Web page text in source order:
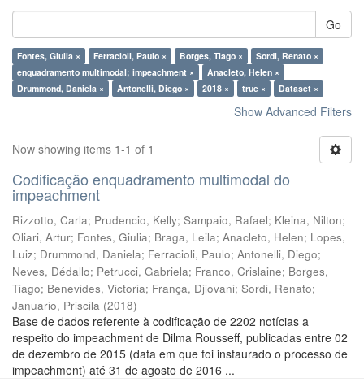
Go
Fontes, Giulia × Ferracioli, Paulo × Borges, Tiago ×
Sordi, Renato ×
enquadramento multimodal; impeachment ×
Anacleto, Helen ×
Drummond, Daniela ×
Antonelli, Diego × 2018 × true × Dataset ×
Show Advanced Filters
Now showing items 1-1 of 1
Codificação enquadramento multimodal do
impeachment
Rizzotto, Carla; Prudencio, Kelly; Sampaio, Rafael; Kleina, Nilton;
Oliari, Artur; Fontes, Giulia; Braga, Leila; Anacleto, Helen; Lopes,
Luiz; Drummond, Daniela; Ferracioli, Paulo; Antonelli, Diego;
Neves, Dédallo; Petrucci, Gabriela; Franco, Crislaine; Borges,
Tiago; Benevides, Victoria; França, Djiovani; Sordi, Renato;
Januario, Priscila (2018)
Base de dados referente à codificação de 2202 notícias a
respeito do impeachment de Dilma Rousseff, publicadas entre 02
de dezembro de 2015 (data em que foi instaurado o processo de
impeachment) até 31 de agosto de 2016 ...